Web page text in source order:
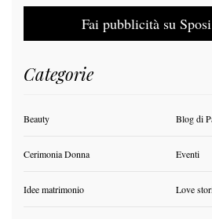
Fai pubblicità su
Categorie
Beauty Blog di
Cerimonia Donna Eventi
Idee matrimonio Love